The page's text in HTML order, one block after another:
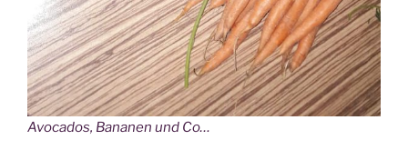
Avo­ca­dos, Bana­nen und Co…